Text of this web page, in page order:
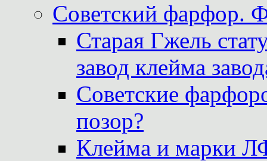
Советский фарфор.
Старая Гжель
завод клейма
Советские
позор?
Клейма и марки